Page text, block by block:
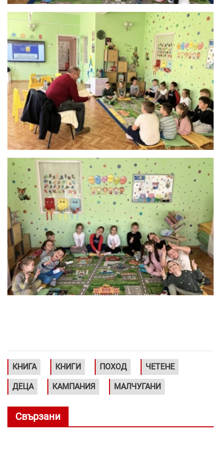
КНИГА КНИГИ ПОХОД ЧЕТЕНЕ
ДЕЦА КАМПАНИЯ МАЛЧУГАНИ
Свързани